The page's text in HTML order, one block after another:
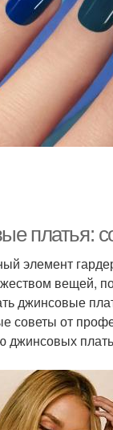
платья:
элемент
вещей,
джинсовые
советы от